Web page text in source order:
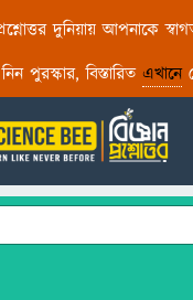
দুনিয়ায় আপনাকে
পুরস্কার, বিস্তারিত এখানে